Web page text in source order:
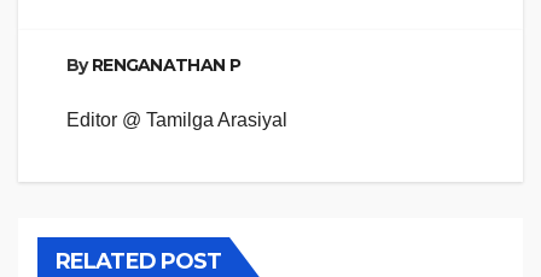
ByRENGANATHAN P
Editor @ Tamilga Arasiyal
RELATED POST